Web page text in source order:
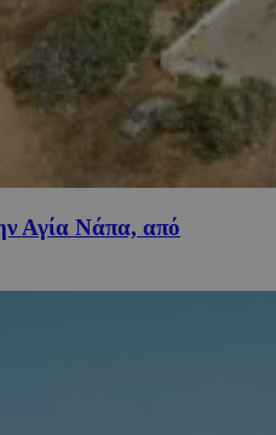
Αγία Νάπα, από